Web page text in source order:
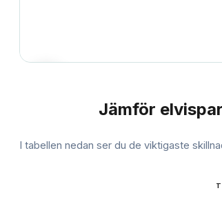
Jämför elvispar
I tabellen nedan ser du de viktigaste